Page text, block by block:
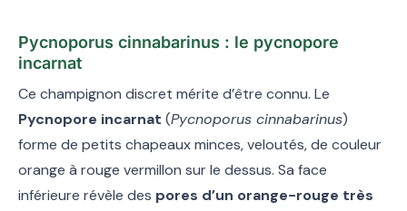
Pycnoporus cinnabarinus : le pycnopore
incarnat
Ce champignon discret mérite d’être connu. Le
Pycnopore incarnat (Pycnoporus cinnabarinus)
forme de petits chapeaux minces, veloutés, de couleur
orange à rouge vermillon sur le dessus. Sa face
inférieure révèle des pores d’un orange-rouge très